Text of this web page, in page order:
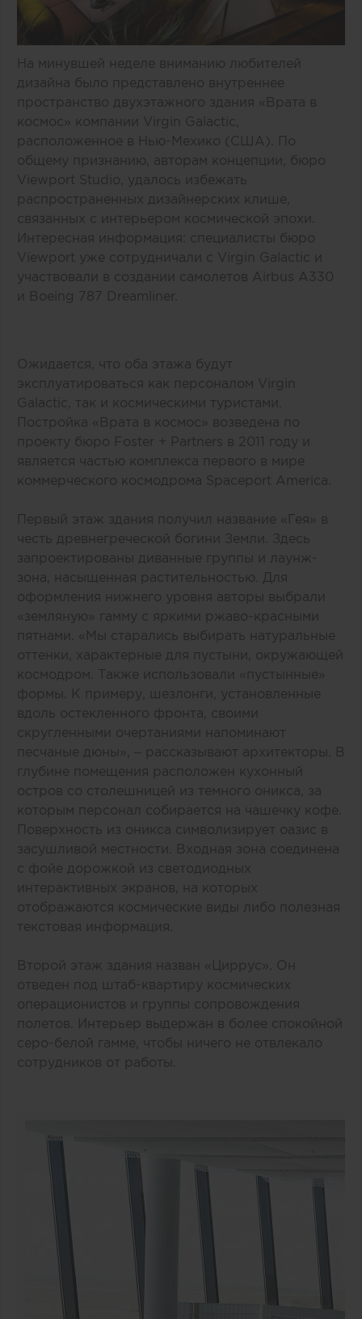
На минувшей неделе вниманию любителей
дизайна было представлено внутреннее
пространство двухэтажного здания «Врата в
космос» компании Virgin Galactic,
расположенное в Нью-Мехико (США). По
общему признанию, авторам концепции, бюро
Viewport Studio, удалось избежать
распространенных дизайнерских клише,
связанных с интерьером космической эпохи.
Интересная информация: специалисты бюро
Viewport уже сотрудничали с Virgin Galactic и
участвовали в создании самолетов Airbus A330
и Boeing 787 Dreamliner.
Ожидается, что оба этажа будут
эксплуатироваться как персоналом Virgin
Galactic, так и космическими туристами.
Постройка «Врата в космос» возведена по
проекту бюро Foster + Partners в 2011 году и
является частью комплекса первого в мире
коммерческого космодрома Spaceport America.
Первый этаж здания получил название «Гея» в
честь древнегреческой богини Земли. Здесь
запроектированы диванные группы и лаунж-
зона, насыщенная растительностью. Для
оформления нижнего уровня авторы выбрали
«земляную» гамму с яркими ржаво-красными
пятнами. «Мы старались выбирать натуральные
оттенки, характерные для пустыни, окружающей
космодром. Также использовали «пустынные»
формы. К примеру, шезлонги, установленные
вдоль остекленного фронта, своими
скругленными очертаниями напоминают
песчаные дюны», – рассказывают архитекторы. В
глубине помещения расположен кухонный
остров со столешницей из темного оникса, за
которым персонал собирается на чашечку кофе.
Поверхность из оникса символизирует оазис в
засушливой местности. Входная зона соединена
с фойе дорожкой из светодиодных
интерактивных экранов, на которых
отображаются космические виды либо полезная
текстовая информация.
Второй этаж здания назван «Циррус». Он
отведен под штаб-квартиру космических
операционистов и группы сопровождения
полетов. Интерьер выдержан в более спокойной
серо-белой гамме, чтобы ничего не отвлекало
сотрудников от работы.